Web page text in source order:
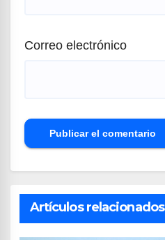
Correo electrónico
Artículos relacionados